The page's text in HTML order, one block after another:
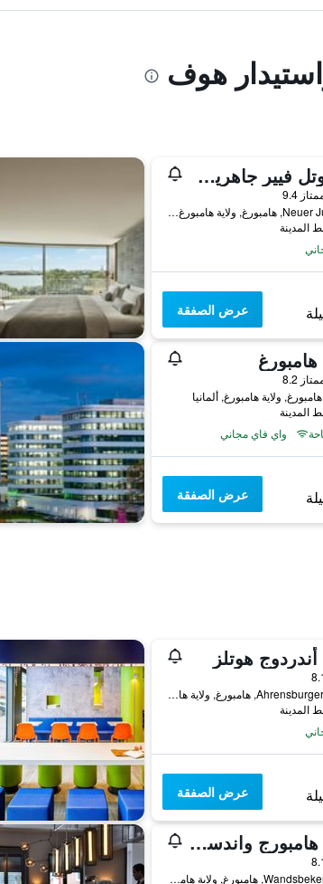
هوف
فيرمونت هوتل فيير جاهريسزتين هامبرج
9.4
Neuer Jungfernstieg 9-14, هامبورغ, ولاية هامبورغ, ألمانيا
عرض الصفقة
هامبورغ
8.2
واي فاي مجاني
عرض الصفقة
هوتلز
Ahrensburger Strasse 107-109, هامبورغ, ولاية هامبورغ, ألمانيا
عرض الصفقة
جارنر هوتل هامبورج واندسبيك ماركتبلاتس بي آيتش جي
Wandsbeker Marktstraße 109, هامبورغ, ولاية هامبورغ, ألمانيا